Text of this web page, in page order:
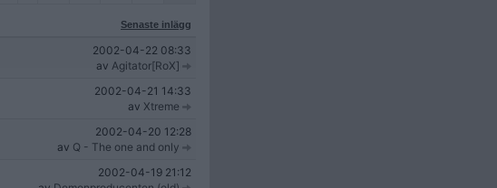
Senaste inlägg
2002-04-22 08:33
av Agitator[RoX]
2002-04-21 14:33
av Xtreme
2002-04-20 12:28
av Q - The one and only
2002-04-19 21:12